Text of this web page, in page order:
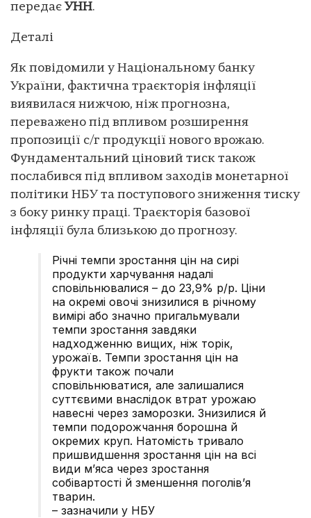
передає УНН.
Деталі
Як повідомили у Національному банку
України, фактична траєкторія інфляції
виявилася нижчою, ніж прогнозна,
переважено під впливом розширення
пропозиції с/г продукції нового врожаю.
Фундаментальний ціновий тиск також
послабився під впливом заходів монетарної
політики НБУ та поступового зниження тиску
з боку ринку праці. Траєкторія базової
інфляції була близькою до прогнозу.
Річні темпи зростання цін на сирі
продукти харчування надалі
сповільнювалися – до 23,9% р/р. Ціни
на окремі овочі знизилися в річному
вимірі або значно пригальмували
темпи зростання завдяки
надходженню вищих, ніж торік,
урожаїв. Темпи зростання цін на
фрукти також почали
сповільнюватися, але залишалися
суттєвими внаслідок втрат урожаю
навесні через заморозки. Знизилися й
темпи подорожчання борошна й
окремих круп. Натомість тривало
пришвидшення зростання цін на всі
види м’яса через зростання
собівартості й зменшення поголів’я
тварин.
– зазначили у НБУ